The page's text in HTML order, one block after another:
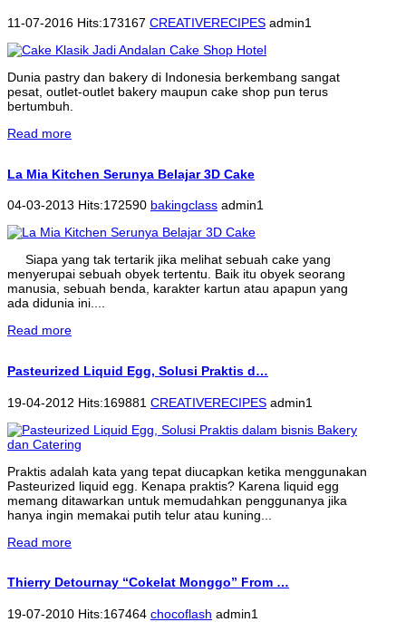
11-07-2016 Hits:173167 CREATIVERECIPES admin1
Dunia pastry dan bakery di Indonesia berkembang sangat
pesat, outlet-outlet bakery maupun cake shop pun terus
bertumbuh.
Read more
La Mia Kitchen Serunya Belajar 3D Cake
04-03-2013 Hits:172590 bakingclass admin1
Siapa yang tak tertarik jika melihat sebuah cake yang
menyerupai sebuah obyek tertentu. Baik itu obyek seorang
manusia, sebuah benda, karakter kartun atau apapun yang
ada didunia ini....
Read more
Pasteurized Liquid Egg, Solusi Praktis d…
19-04-2012 Hits:169881 CREATIVERECIPES admin1
Praktis adalah kata yang tepat diucapkan ketika menggunakan
Pasteurized liquid egg. Kenapa praktis? Karena liquid egg
memang ditawarkan untuk memudahkan penggunanya jika
hanya ingin memakai putih telur atau kuning...
Read more
Thierry Detournay “Cokelat Monggo” From …
19-07-2010 Hits:167464 chocoflash admin1